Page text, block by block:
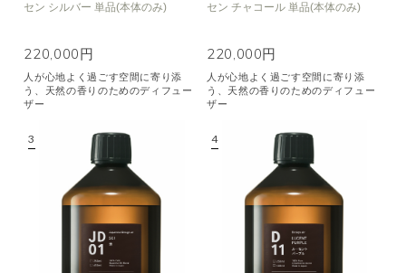
セン シルバー 単品(本体のみ)
220,000円
人が心地よく過ごす空間に寄り添
う、天然の香りのためのディフュー
ザー
セン チャコール 単品(本体のみ)
220,000円
人が心地よく過ごす空間に寄り添
う、天然の香りのためのディフュー
ザー